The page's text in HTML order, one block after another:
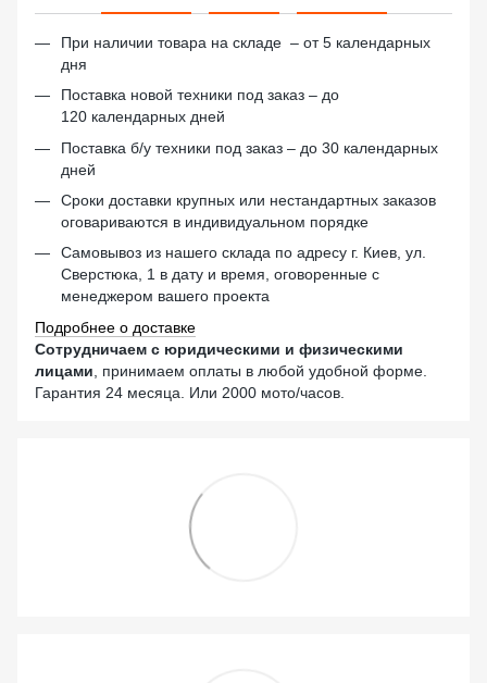
При наличии товара на складе – от 5 календарных
дня
Поставка новой техники под заказ – до
120 календарных дней
Поставка б/у техники под заказ – до 30 календарных
дней
Сроки доставки крупных или нестандартных заказов
оговариваются в индивидуальном порядке
Самовывоз из нашего склада по адресу г. Киев, ул.
Сверстюка, 1 в дату и время, оговоренные с
менеджером вашего проекта
Подробнее о доставке
Сотрудничаем с юридическими и физическими
лицами , принимаем оплаты в любой удобной форме.
Гарантия 24 месяца. Или 2000 мото/часов.